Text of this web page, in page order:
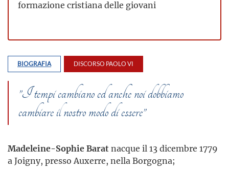
formazione cristiana delle giovani
BIOGRAFIA DISCORSO PAOLO VI
”I tempi cambiano ed anche noi dobbiamo
cambiare il nostro modo di essere”
Madeleine-Sophie Baratnacque il 13 dicembre 1779
a Joigny, presso Auxerre, nella Borgogna;